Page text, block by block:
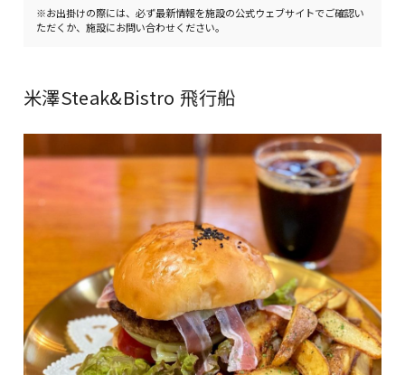
※お出掛けの際には、必ず最新情報を施設の公式ウェブサイトでご確認い
ただくか、施設にお問い合わせください。
米澤Steak&Bistro 飛行船